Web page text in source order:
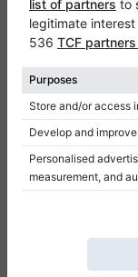
Klaviano
Kontakt
Über Uns
Referenz